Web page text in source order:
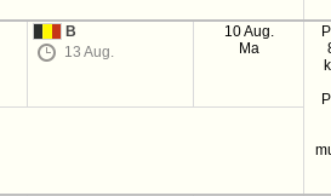
B
13 Aug.
10 Aug.
Ma